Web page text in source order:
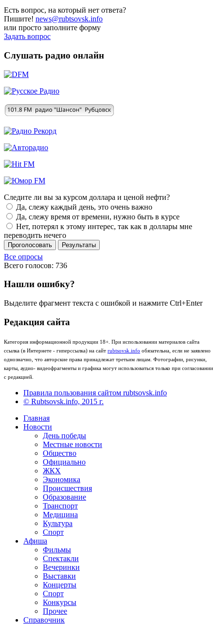
Есть вопрос, на который нет ответа?
Пишите! news@rubtsovsk.info
или просто заполните форму
Задать вопрос
Слушать радио онлайн
Следите ли вы за курсом доллара и ценой нефти?
Да, слежу каждый день, это очень важно
Да, слежу время от времени, нужно быть в курсе
Нет, потерял к этому интерес, так как в доллары мне
переводить нечего
Проголосовать Результаты
Все опросы
Всего голосов: 736
Нашли ошибку?
Выделите фрагмент текста с ошибкой и нажмите Ctrl+Enter
Редакция сайта
Категория информационной продукции 18+. При использовании материалов сайта
ссылка (в Интернете - гиперссылка) на сайт rubtsovsk.info обязательна, если не заявлено
однозначно, что авторские права принадлежат третьим лицам. Фотографии, рисунки,
карты, аудио- видеофрагменты и графика могут использоваться только при согласовании
с редакцией.
Правила пользования сайтом rubtsovsk.info
© Rubtsovsk.info, 2015 г.
Главная
Новости
День победы
Местные новости
Общество
Официально
ЖКХ
Экономика
Происшествия
Образование
Транспорт
Медицина
Культура
Спорт
Афиша
Фильмы
Спектакли
Вечеринки
Выставки
Концерты
Спорт
Конкурсы
Прочее
Справочник